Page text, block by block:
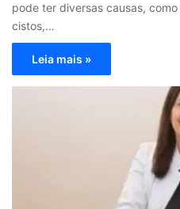
pode ter diversas causas,
cistos,…
Leia mais »